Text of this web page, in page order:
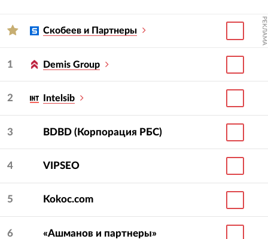
Скобеев и Партнеры РЕКЛАМА
1 Demis Group
2 Intelsib
3 BDBD (Корпорация РБС)
4 VIPSEO
5 Kokoc.com
6 «Ашманов и партнеры»